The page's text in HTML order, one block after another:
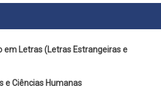
em Letras (Letras Estrangeiras e
e Ciências Humanas